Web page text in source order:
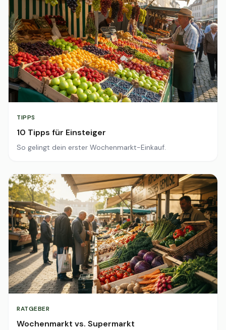
TIPPS
10 Tipps für Einsteiger
So gelingt dein erster Wochenmarkt-Einkauf.
RATGEBER
Wochenmarkt vs. Supermarkt